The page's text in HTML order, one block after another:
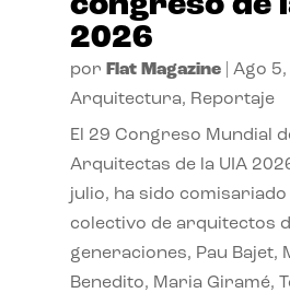
2026
por Flat Magazine| Ago
Arquitectura, Reportaje
El 29 Congreso Mundial
Arquitectas de la UIA
julio, ha sido
colectivo de arquitectos
generaciones, Pau Bajet,
Benedito, Maria Giramé,